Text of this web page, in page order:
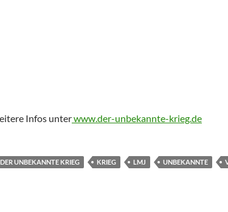
Infos unterwww.der-unbekannte-krieg.de
DER UNBEKANNTE KRIEG KRIEG LMJ UNBEKANNTE